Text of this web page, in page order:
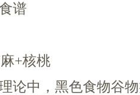
谱
+核桃
论中，黑色食物谷